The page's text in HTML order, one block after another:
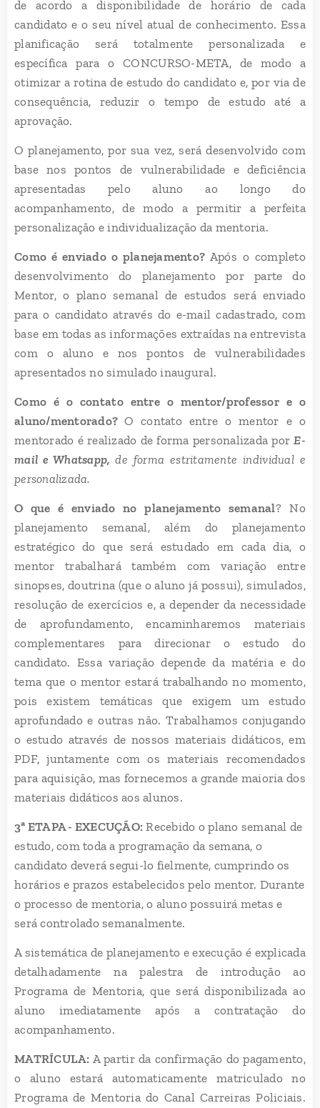
de acordo a disponibilidade de horário de cada
candidato e o seu nível atual de conhecimento. Essa
planificação será totalmente personalizada e
específica para o CONCURSO-META, de modo a
otimizar a rotina de estudo do candidato e, por via de
consequência, reduzir o tempo de estudo até a
aprovação.
O planejamento, por sua vez, será desenvolvido com
base nos pontos de vulnerabilidade e deficiência
apresentadas pelo aluno ao longo do
acompanhamento, de modo a permitir a perfeita
personalização e individualização da mentoria.
Como é enviado o planejamento? Após o completo
desenvolvimento do planejamento por parte do
Mentor, o plano semanal de estudos será enviado
para o candidato através do e-mail cadastrado, com
base em todas as informações extraídas na entrevista
com o aluno e nos pontos de vulnerabilidades
apresentados no simulado inaugural.
Como é o contato entre o mentor/professor e o
aluno/mentorado?O contato entre o mentor e o
mentorado é realizado de forma personalizada porE-
mail e Whatsapp,de forma estritamente individual e
personalizada.
O que é enviado no planejamento semanal? No
planejamento semanal, além do planejamento
estratégico do que será estudado em cada dia, o
mentor trabalhará também com variação entre
sinopses, doutrina (que o aluno já possui), simulados,
resolução de exercícios e, a depender da necessidade
de aprofundamento, encaminharemos materiais
complementares para direcionar o estudo do
candidato. Essa variação depende da matéria e do
tema que o mentor estará trabalhando no momento,
pois existem temáticas que exigem um estudo
aprofundado e outras não. Trabalhamos conjugando
o estudo através de nossos materiais didáticos, em
PDF, juntamente com os materiais recomendados
para aquisição, mas fornecemos a grande maioria dos
materiais didáticos aos alunos.
3ª ETAPA - EXECUÇÃO: Recebido o plano semanal de
estudo, com toda a programação da semana, o
candidato deverá segui-lo fielmente, cumprindo os
horários e prazos estabelecidos pelo mentor. Durante
o processo de mentoria, o aluno possuirá metas e
será controlado semanalmente.
A sistemática de planejamento e execução é explicada
detalhadamente na palestra de introdução ao
Programa de Mentoria, que será disponibilizada ao
aluno imediatamente após a contratação do
acompanhamento.
MATRÍCULA: A partir da confirmação do pagamento,
o aluno estará automaticamente matriculado no
Programa de Mentoria do Canal Carreiras Policiais.